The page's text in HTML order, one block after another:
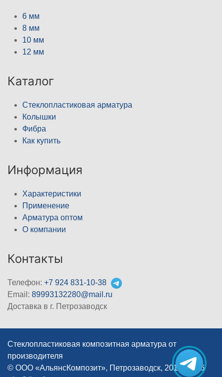
6 мм
8 мм
10 мм
12 мм
Каталог
Стеклопластиковая арматура
Колышки
Фибра
Как купить
Информация
Характеристики
Применение
Арматура оптом
О компании
Контакты
Телефон: +7 924 831-10-38
Email: 89993132280@mail.ru
Доставка в г. Петрозаводск
Стеклопластиковая композитная арматура от
производителя
© ООО «АльянсКомпозит», Петрозаводск, 2012–2026